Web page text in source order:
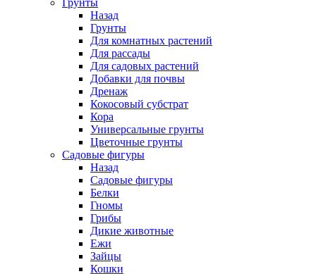
Грунты
Назад
Грунты
Для комнатных растений
Для рассады
Для садовых растений
Добавки для почвы
Дренаж
Кокосовый субстрат
Кора
Универсальные грунты
Цветочные грунты
Садовые фигуры
Назад
Садовые фигуры
Белки
Гномы
Грибы
Дикие животные
Ежи
Зайцы
Кошки